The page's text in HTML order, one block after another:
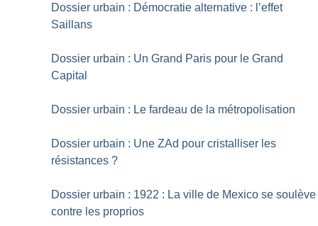
Dossier urbain : Démocratie alternative : l’effet
Saillans
Dossier urbain : Un Grand Paris pour le Grand
Capital
Dossier urbain : Le fardeau de la métropolisation
Dossier urbain : Une ZAd pour cristalliser les
résistances ?
Dossier urbain : 1922 : La ville de Mexico se soulève
contre les proprios